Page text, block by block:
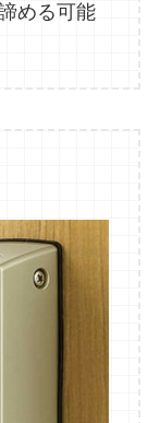
める可能